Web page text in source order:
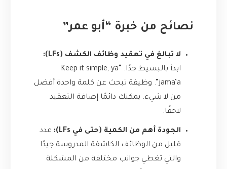
نصائح من خبرة “أبو عمر”
لا تبالغ في تعقيد وظائف الكشف (LFs):
ابدأ بالبسيط جدًا. “Keep it simple, ya
jama’a”. وظيفة تبحث عن كلمة واحدة أفضل
من لا شيء. يمكنك دائمًا إضافة التعقيد
لاحقًا.
الجودة أهم من الكمية (حتى في LFs):
عدد
قليل من الوظائف الكاشفة المدروسة جيدًا
والتي تغطي جوانب مختلفة من المشكلة